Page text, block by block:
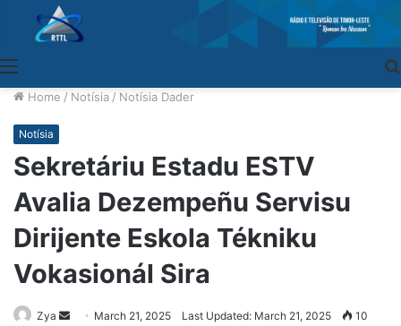
Home / Notísia / Notísia Dader
Notísia
Sekretáriu Estadu ESTV
Avalia Dezempeñu Servisu
Dirijente Eskola Tékniku
Vokasionál Sira
Zya
SendMarch 21, 2025 Last Updated: March 21, 2025 10